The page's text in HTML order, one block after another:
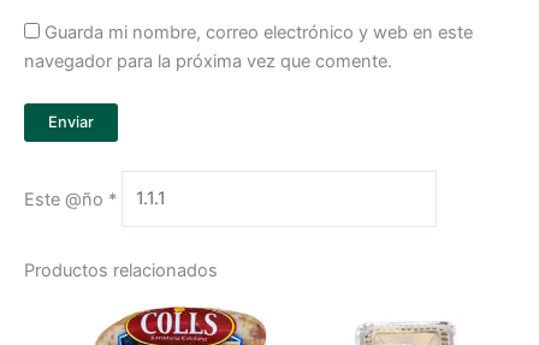
Guarda mi nombre, correo electrónico y web en este
navegador para la próxima vez que comente.
Este @ño *
Productos relacionados